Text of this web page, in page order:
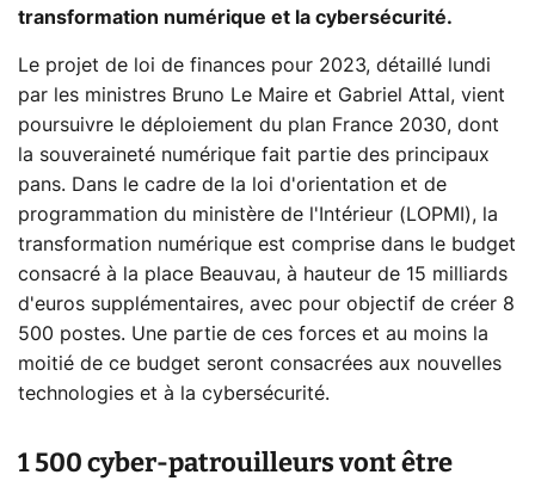
transformation numérique et la cybersécurité.
Le projet de loi de finances pour 2023, détaillé lundi
par les ministres Bruno Le Maire et Gabriel Attal, vient
poursuivre le déploiement du plan France 2030, dont
la souveraineté numérique fait partie des principaux
pans. Dans le cadre de la loi d'orientation et de
programmation du ministère de l'Intérieur (LOPMI), la
transformation numérique est comprise dans le budget
consacré à la place Beauvau, à hauteur de 15 milliards
d'euros supplémentaires, avec pour objectif de créer 8
500 postes. Une partie de ces forces et au moins la
moitié de ce budget seront consacrées aux nouvelles
technologies et à la cybersécurité.
1 500 cyber-patrouilleurs vont être